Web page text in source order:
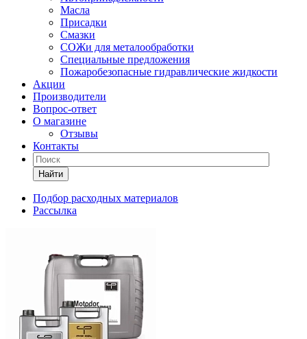
Масла
Присадки
Смазки
СОЖи для металообработки
Специальные предложения
Пожаробезопасные гидравлические жидкости
Акции
Производители
Вопрос-ответ
О магазине
Отзывы
Контакты
Найти
Подбор расходных материалов
Рассылка